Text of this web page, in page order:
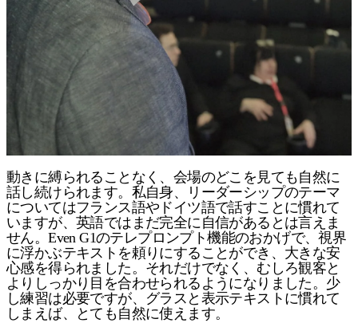
動きに縛られることなく、会場のどこを見ても自然に
話し続けられます。私自身、リーダーシップのテーマ
についてはフランス語やドイツ語で話すことに慣れて
いますが、英語ではまだ完全に自信があるとは言えま
せん。Even G1のテレプロンプト機能のおかげで、視界
に浮かぶテキストを頼りにすることができ、大きな安
心感を得られました。それだけでなく、むしろ観客と
よりしっかり目を合わせられるようになりました。少
し練習は必要ですが、グラスと表示テキストに慣れて
しまえば、とても自然に使えます。